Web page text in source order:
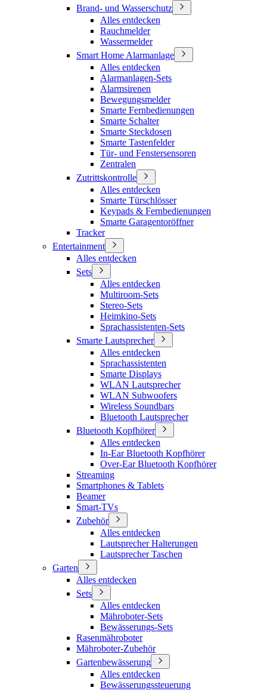
Brand- und Wasserschutz
Alles entdecken
Rauchmelder
Wassermelder
Smart Home Alarmanlage
Alles entdecken
Alarmanlagen-Sets
Alarmsirenen
Bewegungsmelder
Smarte Fernbedienungen
Smarte Schalter
Smarte Steckdosen
Smarte Tastenfelder
Tür- und Fenstersensoren
Zentralen
Zutrittskontrolle
Alles entdecken
Smarte Türschlösser
Keypads & Fernbedienungen
Smarte Garagentoröffner
Tracker
Entertainment
Alles entdecken
Sets
Alles entdecken
Multiroom-Sets
Stereo-Sets
Heimkino-Sets
Sprachassistenten-Sets
Smarte Lautsprecher
Alles entdecken
Sprachassistenten
Smarte Displays
WLAN Lautsprecher
WLAN Subwoofers
Wireless Soundbars
Bluetooth Lautsprecher
Bluetooth Kopfhörer
Alles entdecken
In-Ear Bluetooth Kopfhörer
Over-Ear Bluetooth Kopfhörer
Streaming
Smartphones & Tablets
Beamer
Smart-TVs
Zubehör
Alles entdecken
Lautsprecher Halterungen
Lautsprecher Taschen
Garten
Alles entdecken
Sets
Alles entdecken
Mähroboter-Sets
Bewässerungs-Sets
Rasenmähroboter
Mähroboter-Zubehör
Gartenbewässerung
Alles entdecken
Bewässerungssteuerung